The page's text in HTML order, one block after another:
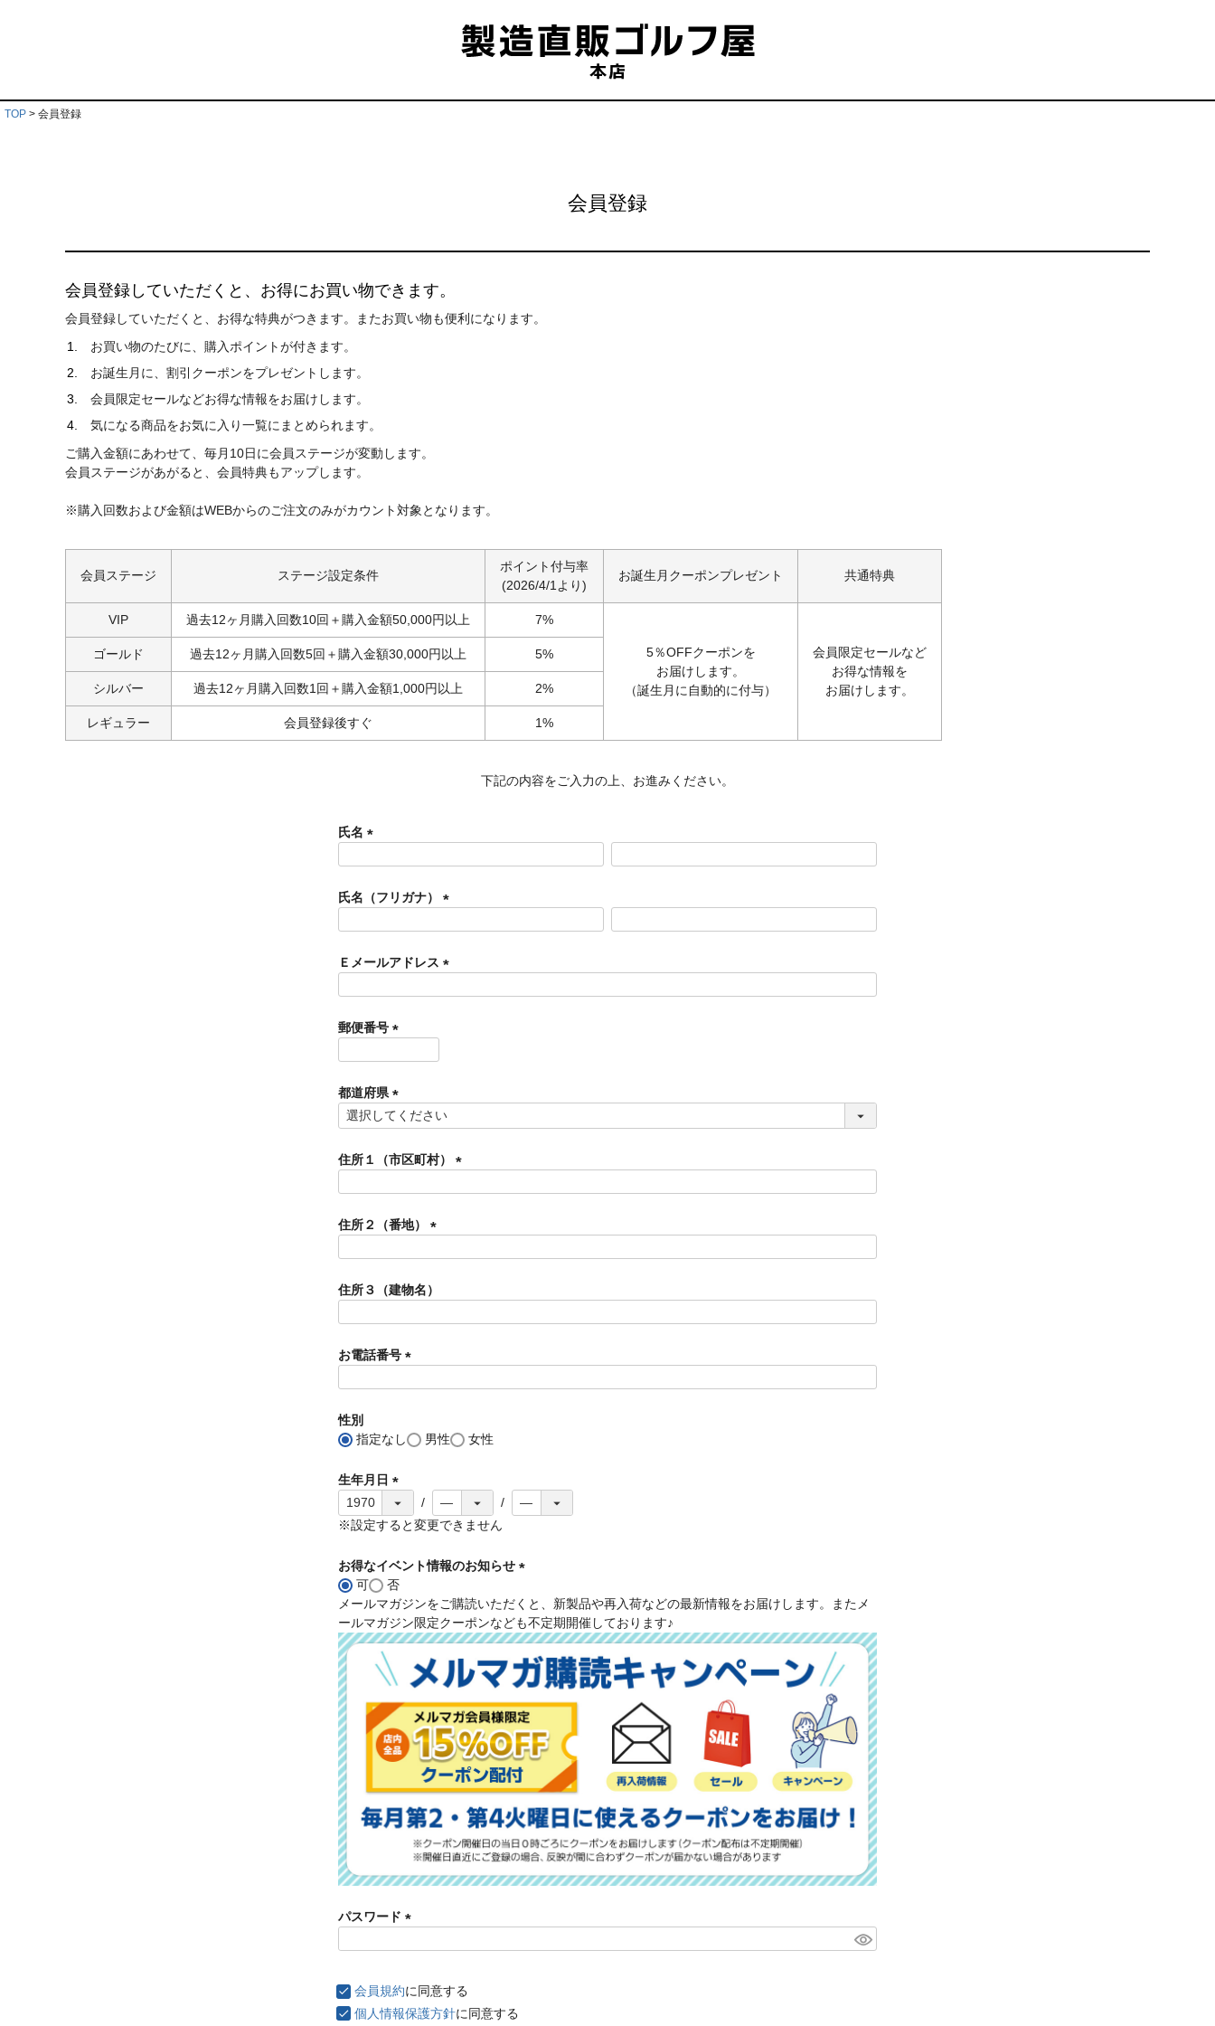
TOP 会員登録
会員登録
会員登録していただくと、お得にお買い物できます。
会員登録していただくと、お得な特典がつきます。またお買い物も便利になります。
お買い物のたびに、購入ポイントが付きます。
お誕生月に、割引クーポンをプレゼントします。
会員限定セールなどお得な情報をお届けします。
気になる商品をお気に入り一覧にまとめられます。
ご購入金額にあわせて、毎月10日に会員ステージが変動します。
会員ステージがあがると、会員特典もアップします。
※購入回数および金額はWEBからのご注文のみがカウント対象となります。
会員ステージ ステージ設定条件
ポイント付与率
(2026/4/1より)
お誕生月クーポンプレゼント 共通特典
VIP 過去12ヶ月購入回数10回＋購入金額50,000円以上 7%
5％OFFクーポンを
お届けします。
（誕生月に自動的に付与）
会員限定セールなど
お得な情報を
お届けします。
ゴールド 過去12ヶ月購入回数5回＋購入金額30,000円以上 5%
シルバー 過去12ヶ月購入回数1回＋購入金額1,000円以上 2%
レギュラー 会員登録後すぐ 1%
下記の内容をご入力の上、お進みください。
氏名
須
)
氏名（フリガナ）
須
)
Ｅメールアドレス
郵便番号
須
)
都道府県
(
須
)
住所１（市区町村）
)
住所２（番地）
須
)
住所３（建物名）
お電話番号
)
性別
指定なし
男性 女性
生年月日
(
必
)
※設定すると変更できません
お得なイベント情報のお知らせ
必
須
)
可
否
メールマガジンをご購読いただくと、新製品や再入荷などの最新情報をお届けします。またメ
ールマガジン限定クーポンなども不定期開催しております♪
パスワード
)
会員規約に同意する
個人情報保護方針に同意する